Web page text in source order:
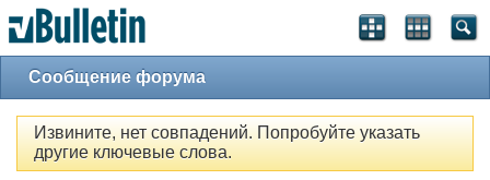
Сообщение форума
Извините, нет совпадений. Попробуйте указать
другие ключевые слова.